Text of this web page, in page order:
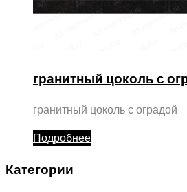
гранитный цоколь с
гранитный цоколь с оградой
Подробнее
Категории